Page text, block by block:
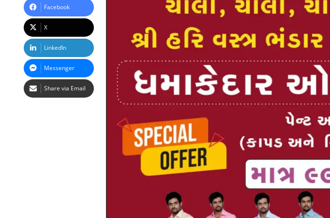
Facebook
X
LinkedIn
Messenger
Share via Email